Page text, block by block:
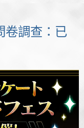
卷調查：已